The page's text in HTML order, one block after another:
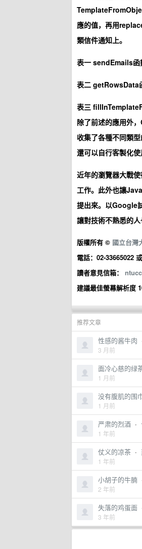
應的值，再用
類信件通知上。
表一 sendEmails函
表二
表三
除了前述的應用外
收集了各種不同類
還可以自行客製化
近年的瀏覽器大戰
工作。此外也讓
提出來。以Google
讓對技術不熟悉的
版權所有 © 國立台灣
電話：02-33665022
讀者意見信箱：
建議最佳螢幕解析度
推荐文章
性感的酱牛肉
3 月前
面冷心慈的绿
1 月前
没有腹肌的围
1 月前
严肃的烈酒 ·
1 年前
仗义的凉茶 ·
1 年前
小胡子的牛腩
2 年前
失落的鸡蛋面
3 年前